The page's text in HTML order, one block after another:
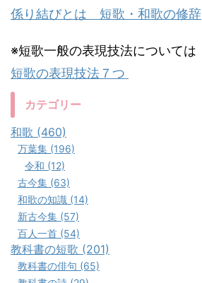
係り結びとは 短歌・和歌の修辞
※短歌一般の表現技法については
短歌の表現技法７つ
カテゴリー
和歌 (460)
万葉集 (196)
令和 (12)
古今集 (63)
和歌の知識 (14)
新古今集 (57)
百人一首 (54)
教科書の短歌 (201)
教科書の俳句 (65)